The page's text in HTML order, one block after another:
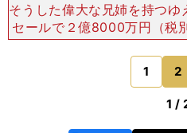
そうした偉大な兄姉を持つゆ
セールで２億8000万円（税
されたグラヴィス。すでに入
り、関西競馬専門紙のトラッ
のトーンは
1 2
1 /